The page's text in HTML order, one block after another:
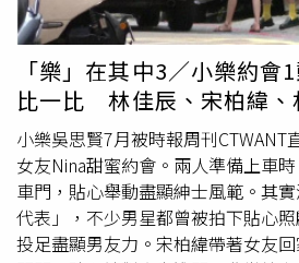
高達600萬日圓債務（約新台幣128
活苦撐。所幸兩人一路攜手走過難
女，20歲的長女日前也迎來第一個
升格阿嬤。一家人如今相處融洽、笑
得棚內來賓一致稱讚。NARU分享自
夫，交往僅1個月便懷孕，36歲升格
X，@ABEMA）另一位同樣36歲就
自長野縣、現年45歲的SAKIKO。她
孕，但原本期待迎接新生命時，卻
重大打擊。就在第一胎預產期前一
「樂」在其中3／小樂約會
比一比 林佳辰、宋柏緯、
小樂吳思賢7月被時報周刊CTWANT
女友Nina甜蜜約會。兩人準備上車
車門，貼心舉動盡顯紳士風範。其
代表」，不少男星都曾被拍下貼心
投足盡顯男友力。宋柏緯帶著女友